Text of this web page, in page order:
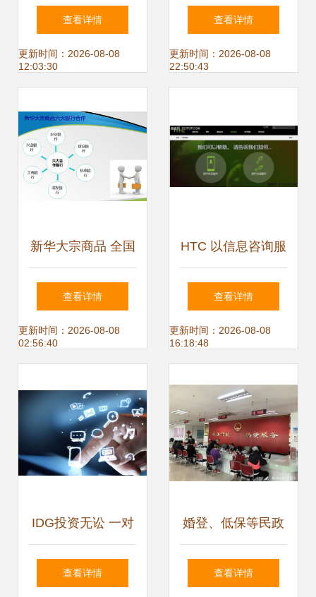
公司 电力工程与信
息咨询服务的专业
查看详情
更新时间：2026-08-08
12:03:30
询 监理企业如何破
解服务模式单一与
查看详情
更新时间：2026-08-08
22:50:43
新华大宗商品 全国
免费开户，一站式
供求信息与咨询服
查看详情
更新时间：2026-08-08
02:56:40
HTC 以信息咨询服
务引领移动互联网
时代的售后服务变
查看详情
更新时间：2026-08-08
16:18:48
IDG投资无讼 一对
一专家咨询，能否
查看详情
婚登、低保等民政
服务实现跨区通
查看详情